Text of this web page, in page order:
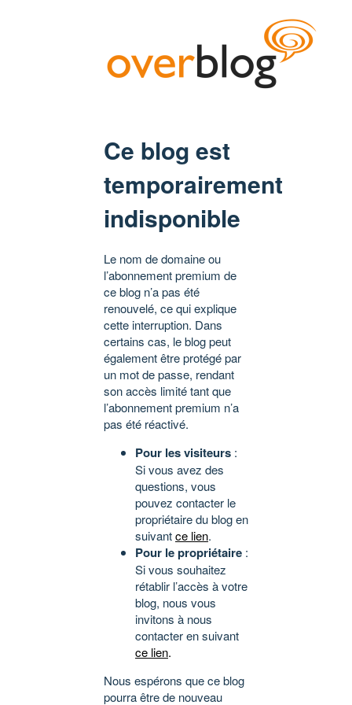
Ce blog est
temporairement
indisponible
Le nom de domaine ou
l’abonnement premium de
ce blog n’a pas été
renouvelé, ce qui explique
cette interruption. Dans
certains cas, le blog peut
également être protégé par
un mot de passe, rendant
son accès limité tant que
l’abonnement premium n’a
pas été réactivé.
Pour les visiteurs :
Si vous avez des
questions, vous
pouvez contacter le
propriétaire du blog en
suivantce lien.
Pour le propriétaire :
Si vous souhaitez
rétablir l’accès à votre
blog, nous vous
invitons à nous
contacter en suivant
ce lien.
Nous espérons que ce blog
pourra être de nouveau